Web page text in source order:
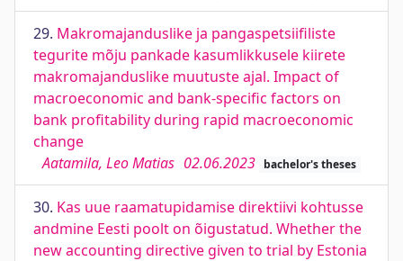
29. Makromajanduslike ja pangaspetsiifiliste
tegurite mõju pankade kasumlikkusele kiirete
makromajanduslike muutuste ajal. Impact of
macroeconomic and bank-specific factors on
bank profitability during rapid macroeconomic
change
Aatamila, Leo Matias 02.06.2023 bachelor's theses
30. Kas uue raamatupidamise direktiivi kohtusse
andmine Eesti poolt on õigustatud. Whether the
new accounting directive given to trial by Estonia